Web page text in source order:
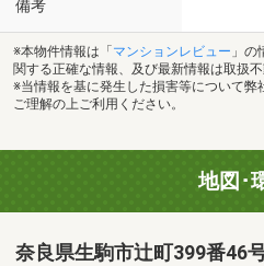
備考
※本物件情報は「 マンションレビュー 」の
関する正確な情報、及び最新情報は取扱
※当情報を基に発生した損害等について
ご理解の上ご利用ください。
地図･
奈良県生駒市辻町399番46